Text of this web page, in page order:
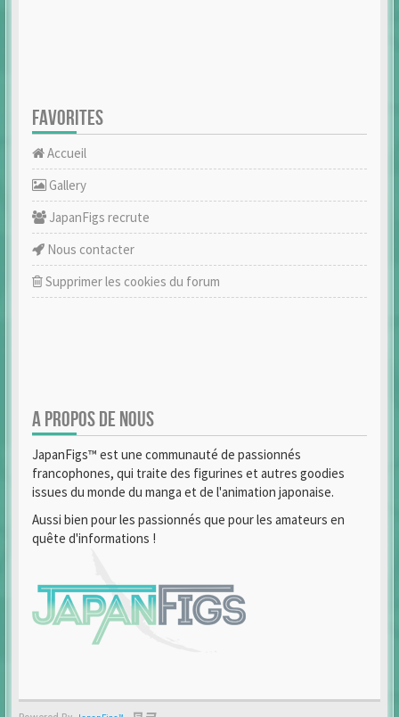
FAVORITES
Accueil
Gallery
JapanFigs recrute
Nous contacter
Supprimer les cookies du forum
A PROPOS DE NOUS
JapanFigs™ est une communauté de passionnés
francophones, qui traite des figurines et autres goodies
issues du monde du manga et de l'animation japonaise.
Aussi bien pour les passionnés que pour les amateurs en
quête d'informations !